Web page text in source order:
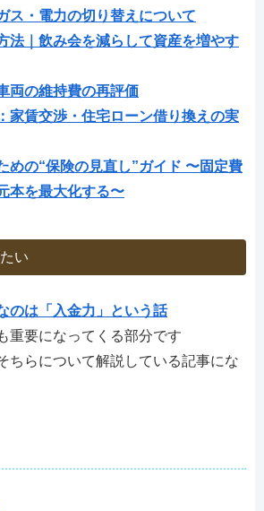
ス・電力の切り替えについて
法｜飲み会を減らして資産を増やす
両の維持費の再評価
家賃交渉・住宅ローン借り換えの実
めの“保険の見直し”ガイド 〜固定費
本を最大化する〜
い
のは「入金力」という話
重要になってくる部分です
ちらについて解説している記事にな